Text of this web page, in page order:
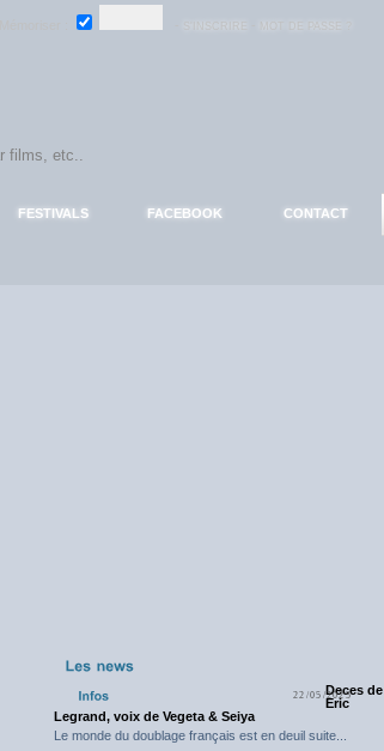
FESTIVALS FACEBOOK CONTACT
22/05/2025Deces de
Eric
Legrand, voix de Vegeta & Seiya
Le monde du doublage français est en deuil suite...